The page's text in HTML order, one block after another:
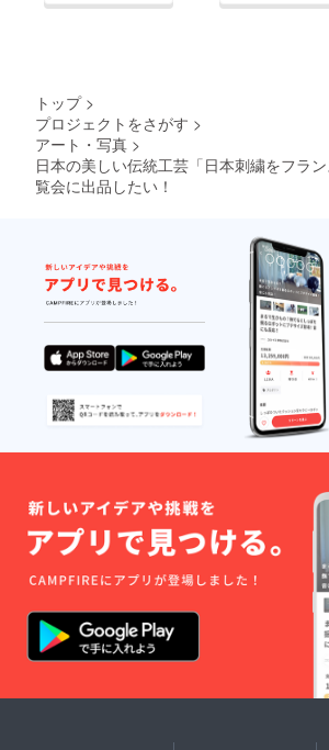
トップ >
プロジェクトをさがす >
アート・写真 >
日本の美しい伝統工芸「日本刺繍をフラ
覧会に出品したい！